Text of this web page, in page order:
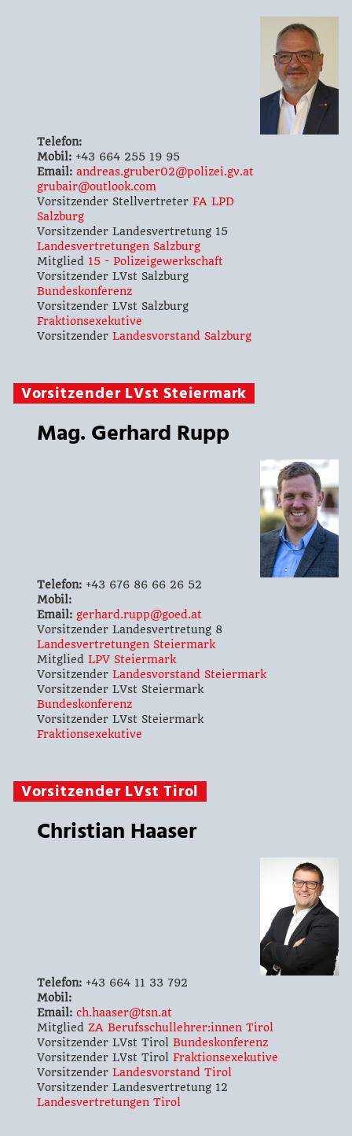
Telefon:
Mobil:+43 664 255 19 95
Email: andreas.gruber02@polizei.gv.at
grubair@outlook.com
Vorsitzender Stellvertreter FA LPD
Salzburg
Vorsitzender Landesvertretung 15
Landesvertretungen Salzburg
Mitglied 15 - Polizeigewerkschaft
Vorsitzender LVst Salzburg
Bundeskonferenz
Vorsitzender LVst Salzburg
Fraktionsexekutive
Vorsitzender Landesvorstand Salzburg
Vorsitzender LVst Steiermark
Mag. Gerhard Rupp
Telefon:+43 676 86 66 26 52
Mobil:
Email: gerhard.rupp@goed.at
Vorsitzender Landesvertretung 8
Landesvertretungen Steiermark
Mitglied LPV Steiermark
Vorsitzender Landesvorstand Steiermark
Vorsitzender LVst Steiermark
Bundeskonferenz
Vorsitzender LVst Steiermark
Fraktionsexekutive
Vorsitzender LVst Tirol
Christian Haaser
Telefon:+43 664 11 33 792
Mobil:
Email: ch.haaser@tsn.at
Mitglied ZA Berufsschullehrer:innen Tirol
Vorsitzender LVst Tirol Bundeskonferenz
Vorsitzender LVst Tirol Fraktionsexekutive
Vorsitzender Landesvorstand Tirol
Vorsitzender Landesvertretung 12
Landesvertretungen Tirol